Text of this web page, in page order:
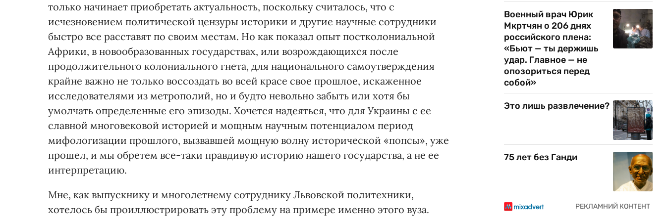
только начинает приобретать актуальность, поскольку считалось, что с
исчезновением политической цензуры историки и другие научные сотрудники
быстро все расставят по своим местам. Но как показал опыт постколониальной
Африки, в новообразованных государствах, или возрождающихся после
продолжительного колониального гнета, для национального самоутверждения
крайне важно не только воссоздать во всей красе свое прошлое, искаженное
исследователями из метрополий, но и будто невольно забыть или хотя бы
умолчать определенные его эпизоды. Хочется надеяться, что для Украины с ее
славной многовековой историей и мощным научным потенциалом период
мифологизации прошлого, вызвавшей мощную волну исторической «попсы», уже
прошел, и мы обретем все-таки правдивую историю нашего государства, а не ее
интерпретацию.
Мне, как выпускнику и многолетнему сотруднику Львовской политехники,
хотелось бы проиллюстрировать эту проблему на примере именно этого вуза.
Военный врач Юрик
Мкртчян о 206 днях
российского плена:
«Бьют — ты держишь
удар. Главное — не
опозориться перед
собой»
Это лишь развлечение?
75 лет без Ганди